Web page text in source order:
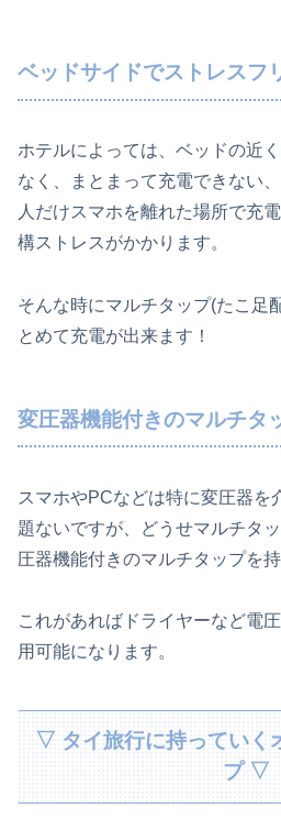
ベッドサイドでストレスフ
ホテルによっては、ベッドの近
なく、まとまって充電できない
人だけスマホを離れた場所で充
構ストレスがかかります。
そんな時にマルチタップ(たこ足
とめて充電が出来ます！
変圧器機能付きのマルチタ
スマホやPCなどは特に変圧器を
題ないですが、どうせマルチタ
圧器機能付きのマルチタップを
これがあればドライヤーなど電
用可能になります。
▽ タイ旅行に持っていく
プ ▽